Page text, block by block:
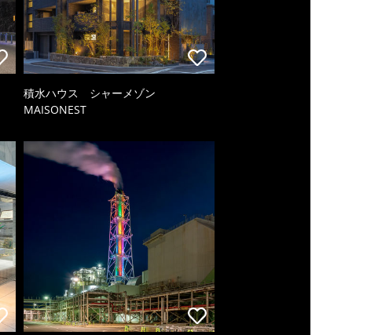
積水ハウス シャーメゾン
MAISONEST